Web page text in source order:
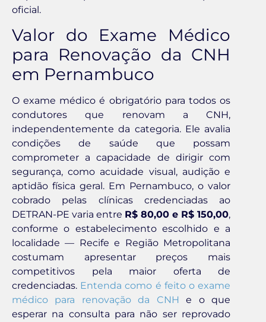
oficial.
Valor do Exame Médico
para Renovação da CNH
em Pernambuco
O exame médico é obrigatório para todos os
condutores que renovam a CNH,
independentemente da categoria. Ele avalia
condições de saúde que possam
comprometer a capacidade de dirigir com
segurança, como acuidade visual, audição e
aptidão física geral. Em Pernambuco, o valor
cobrado pelas clínicas credenciadas ao
DETRAN-PE varia entre R$ 80,00 e R$ 150,00,
conforme o estabelecimento escolhido e a
localidade — Recife e Região Metropolitana
costumam apresentar preços mais
competitivos pela maior oferta de
credenciadas. Entenda como é feito o exame
médico para renovação da CNH e o que
esperar na consulta para não ser reprovado